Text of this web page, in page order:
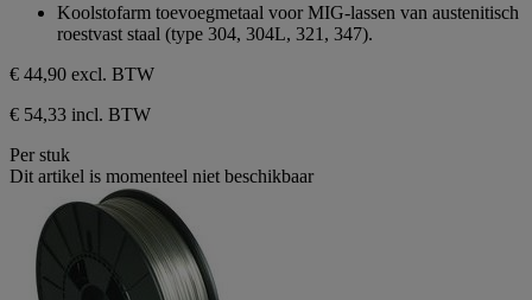
sterren.
Koolstofarm toevoegmetaal voor MIG-lassen van austenitisch
roestvast staal (type 304, 304L, 321, 347).
€ 44,90 excl. BTW
€ 54,33 incl. BTW
Per stuk
Dit artikel is momenteel niet beschikbaar